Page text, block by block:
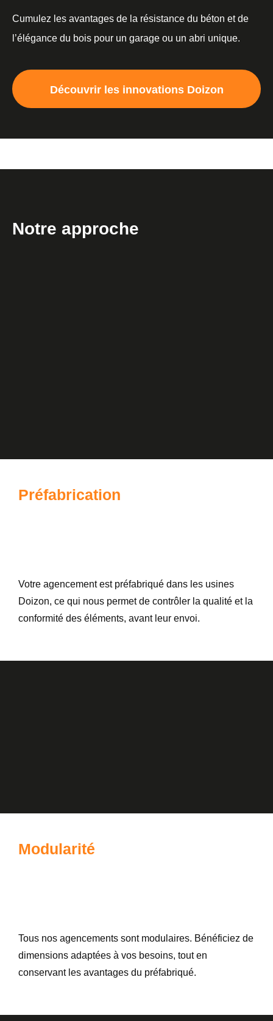
Cumulez les avantages de la résistance du béton et de
l’élégance du bois pour un garage ou un abri unique.
Découvrir les innovations Doizon
Notre approche
Préfabrication
Votre agencement est préfabriqué dans les usines
Doizon, ce qui nous permet de contrôler la qualité et la
conformité des éléments, avant leur envoi.
Modularité
Tous nos agencements sont modulaires. Bénéficiez de
dimensions adaptées à vos besoins, tout en
conservant les avantages du préfabriqué.